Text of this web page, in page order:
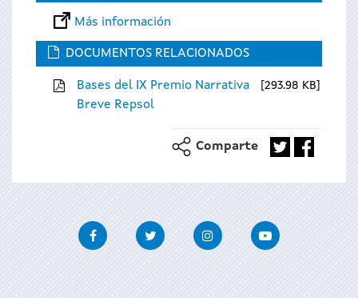
Más información
DOCUMENTOS RELACIONADOS
Bases del IX Premio Narrativa
Breve Repsol
293.98 KB
Comparte
FacebookTwitter InstagramYoutube